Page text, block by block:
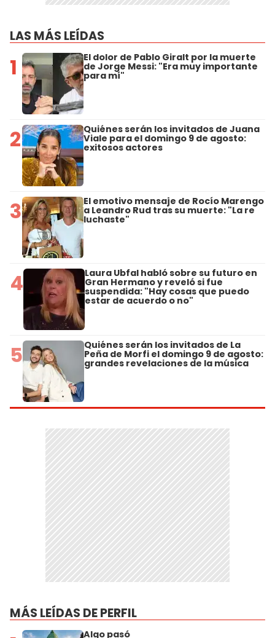
LAS MÁS LEÍDAS
1 El dolor de Pablo Giralt por la muerte
de Jorge Messi: "Era muy importante
para mí"
2 Quiénes serán los invitados de Juana
Viale para el domingo 9 de agosto:
exitosos actores
3 El emotivo mensaje de Rocío Marengo
a Leandro Rud tras su muerte: "La re
luchaste"
4 Laura Ubfal habló sobre su futuro en
Gran Hermano y reveló si fue
suspendida: "Hay cosas que puedo
estar de acuerdo o no"
5 Quiénes serán los invitados de La
Peña de Morfi el domingo 9 de agosto:
grandes revelaciones de la música
MÁS LEÍDAS DE PERFIL
Algo pasó